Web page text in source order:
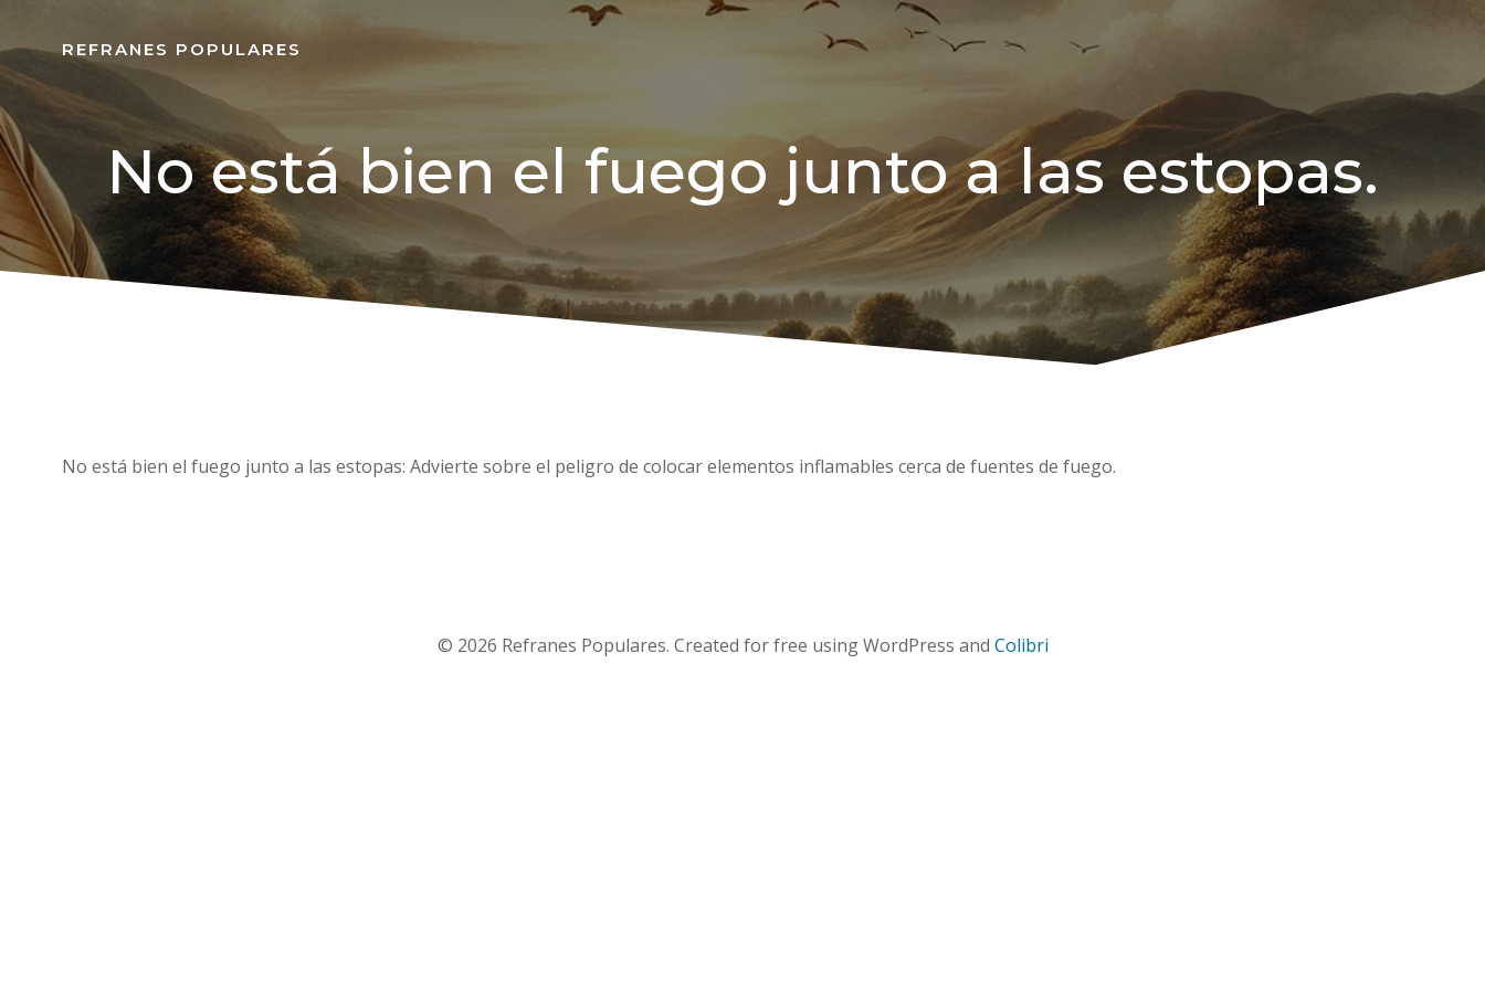
REFRANES POPULARES
No está bien el fuego junto a las estopas.
No está bien el fuego junto a las estopas: Advierte sobre el peligro de colocar elementos inflamables cerca de fuentes de fuego.
© 2026 Refranes Populares. Created for free using WordPress and Colibri